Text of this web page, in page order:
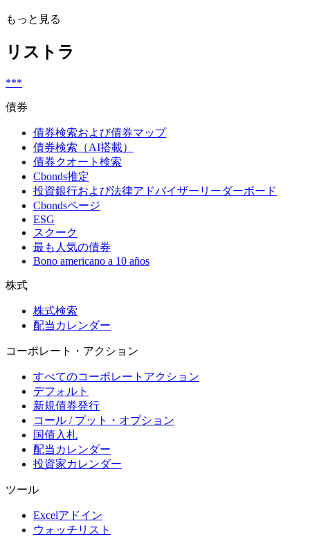
もっと見る
リストラ
***
債券
債券検索および債券マップ
債券検索（AI搭載）
債券クオート検索
Cbonds推定
投資銀行および法律アドバイザーリーダーボード
Cbondsページ
ESG
スクーク
最も人気の債券
Bono americano a 10 años
株式
株式検索
配当カレンダー
コーポレート・アクション
すべてのコーポレートアクション
デフォルト
新規債券発行
コール / プット・オプション
国債入札
配当カレンダー
投資家カレンダー
ツール
Excelアドイン
ウォッチリスト